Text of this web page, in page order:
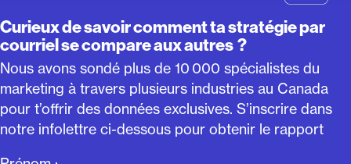
Curieux de savoir comment ta stratégie par
courriel se compare aux autres ?
Nous avons sondé plus de 10 000 spécialistes du
marketing à travers plusieurs industries au Canada
pour t’offrir des données exclusives. S’inscrire dans
notre infolettre ci-dessous pour obtenir le rapport